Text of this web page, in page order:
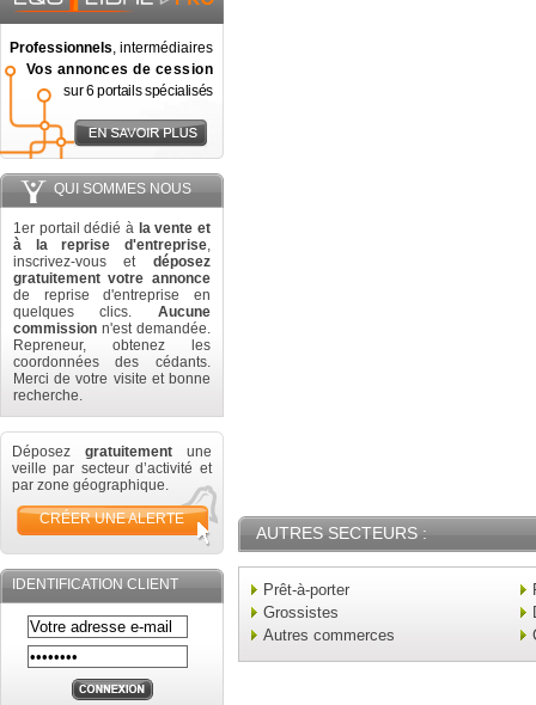
Professionnels, intermédiaires
Vos annonces de cession
sur 6 portails spécialisés
QUI SOMMES NOUS
1er portail dédié à la vente et
à la reprise d'entreprise,
inscrivez-vous et déposez
gratuitement votre annonce
de reprise d'entreprise en
quelques clics. Aucune
commission n'est demandée.
Repreneur, obtenez les
coordonnées des cédants.
Merci de votre visite et bonne
recherche.
Déposez gratuitement une
veille par secteur d’activité et
par zone géographique.
CRÉER UNE ALERTE
IDENTIFICATION CLIENT
AUTRES SECTEURS :
Prêt-à-porter
Grossistes
Autres commerces